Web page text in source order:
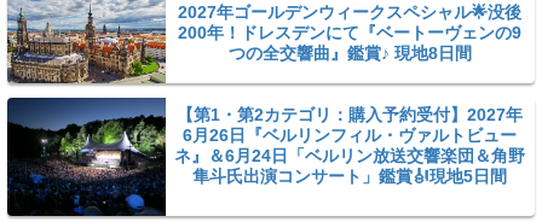
2027年ゴールデンウィークスペシャル🌟没後
200年！ドレスデンにて『ベートーヴェンの9
つの全交響曲』鑑賞♪ 現地8日間
【第1・第2カテゴリ：購入予約受付】2027年
6月26日『ベルリンフィル・ヴァルトビュー
ネ』＆6月24日「ベルリン放送交響楽団＆角野
隼斗氏出演コンサート」鑑賞🎻現地5日間